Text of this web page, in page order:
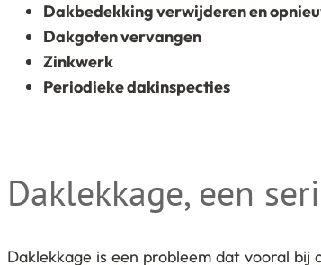
Dakbedekking verwijderen en
Dakgoten vervangen
Zinkwerk
Periodieke dakinspecties
Daklekkage, een
Daklekkage is een probleem dat vooral